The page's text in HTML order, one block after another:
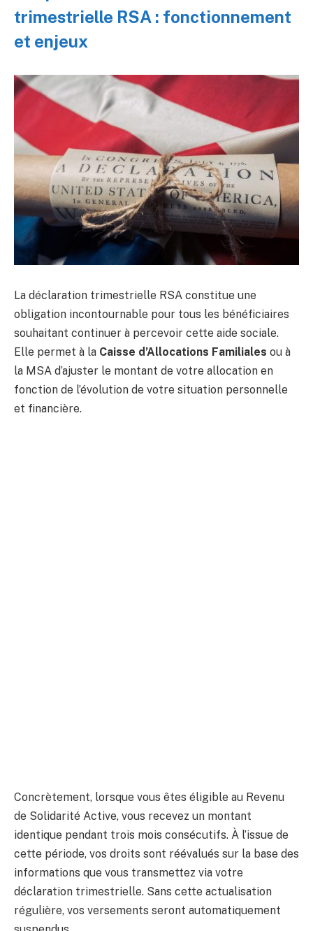
trimestrielle RSA : fonctionnement
et enjeux
La déclaration trimestrielle RSA constitue une
obligation incontournable pour tous les bénéficiaires
souhaitant continuer à percevoir cette aide sociale.
Elle permet à la Caisse d’Allocations Familiales ou à
la MSA d’ajuster le montant de votre allocation en
fonction de l’évolution de votre situation personnelle
et financière.
Concrètement, lorsque vous êtes éligible au Revenu
de Solidarité Active, vous recevez un montant
identique pendant trois mois consécutifs. À l’issue de
cette période, vos droits sont réévalués sur la base des
informations que vous transmettez via votre
déclaration trimestrielle. Sans cette actualisation
régulière, vos versements seront automatiquement